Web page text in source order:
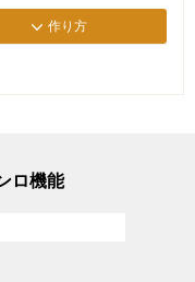
作り方
ロ機能